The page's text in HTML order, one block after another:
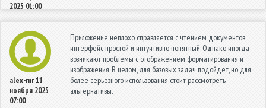
2025 01:00
alex-rnr11
ноября 2025
07:00
Приложение неплохо справляется с чтением документов,
интерфейс простой и интуитивно понятный. Однако иногда
возникают проблемы с отображением форматирования и
изображения. В целом, для базовых задач подойдет, но для
более серьезного использования стоит рассмотреть
альтернативы.